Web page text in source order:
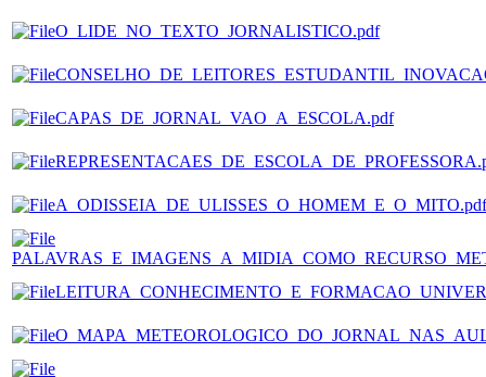
O_LIDE_NO_TEXTO_JORNALISTICO.pdf
CAPAS_DE_JORNAL_VAO_A_ESCOLA.pdf
A_ODISSEIA_DE_ULISSES_O_HOMEM_E_O_MITO.pdf